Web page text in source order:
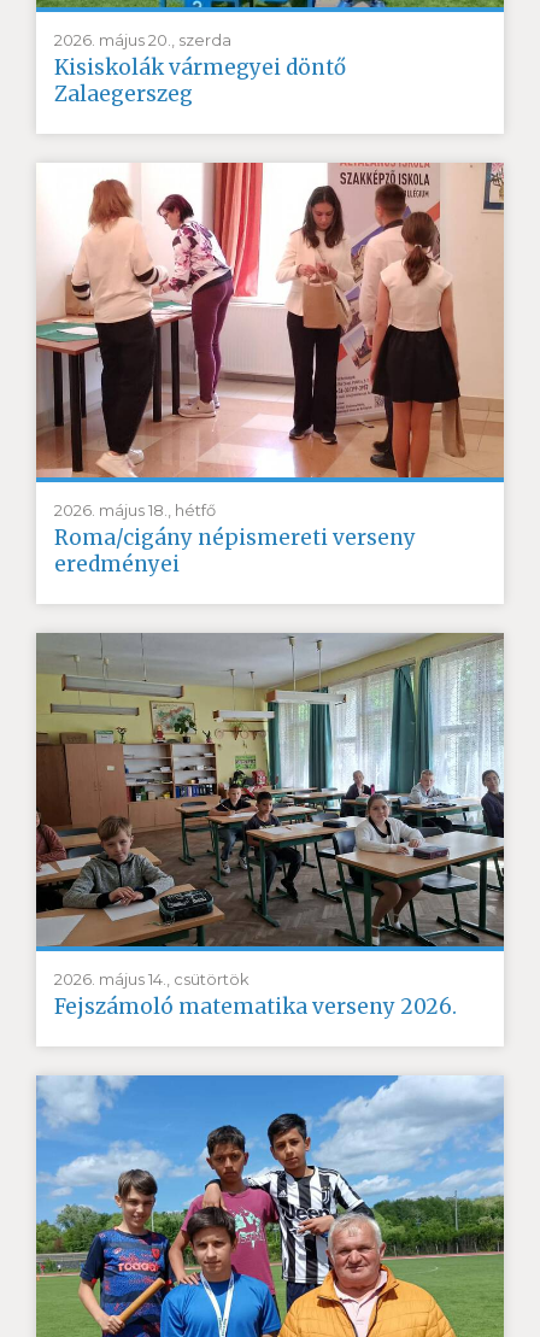
2026. május 20., szerda
Kisiskolák vármegyei döntő
Zalaegerszeg
2026. május 18., hétfő
Roma/cigány népismereti verseny
eredményei
2026. május 14., csütörtök
Fejszámoló matematika verseny 2026.